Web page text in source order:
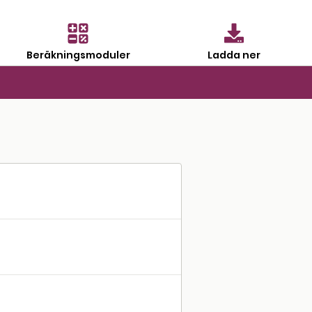
Beräkningsmoduler Ladda ner